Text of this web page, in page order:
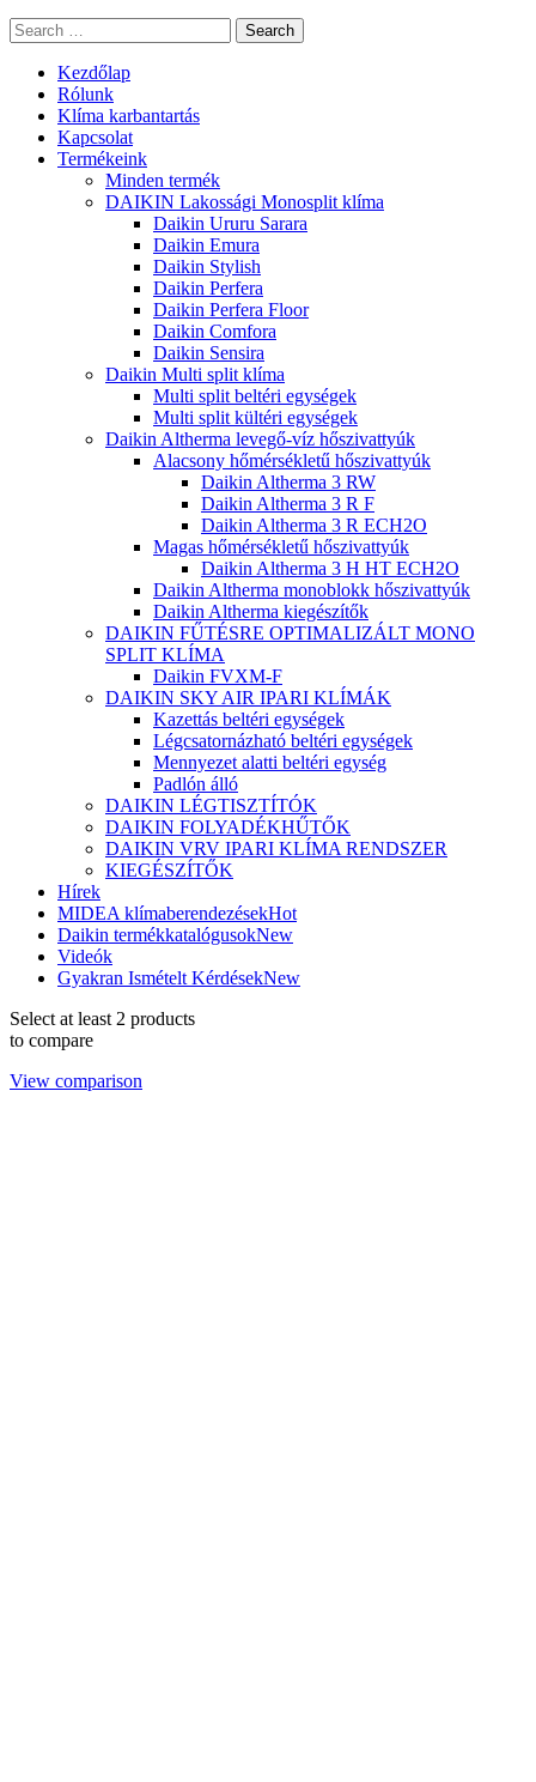
Search
Kezdőlap
Rólunk
Klíma karbantartás
Kapcsolat
Termékeink
Minden termék
DAIKIN Lakossági Monosplit klíma
Daikin Ururu Sarara
Daikin Emura
Daikin Stylish
Daikin Perfera
Daikin Perfera Floor
Daikin Comfora
Daikin Sensira
Daikin Multi split klíma
Multi split beltéri egységek
Multi split kültéri egységek
Daikin Altherma levegő-víz hőszivattyúk
Alacsony hőmérsékletű hőszivattyúk
Daikin Altherma 3 RW
Daikin Altherma 3 R F
Daikin Altherma 3 R ECH2O
Magas hőmérsékletű hőszivattyúk
Daikin Altherma 3 H HT ECH2O
Daikin Altherma monoblokk hőszivattyúk
Daikin Altherma kiegészítők
DAIKIN FŰTÉSRE OPTIMALIZÁLT MONO
SPLIT KLÍMA
Daikin FVXM-F
DAIKIN SKY AIR IPARI KLÍMÁK
Kazettás beltéri egységek
Légcsatornázható beltéri egységek
Mennyezet alatti beltéri egység
Padlón álló
DAIKIN LÉGTISZTÍTÓK
DAIKIN FOLYADÉKHŰTŐK
DAIKIN VRV IPARI KLÍMA RENDSZER
KIEGÉSZÍTŐK
Hírek
MIDEA klímaberendezésekHot
Daikin termékkatalógusokNew
Videók
Gyakran Ismételt KérdésekNew
Select at least 2 products
to compare
View comparison